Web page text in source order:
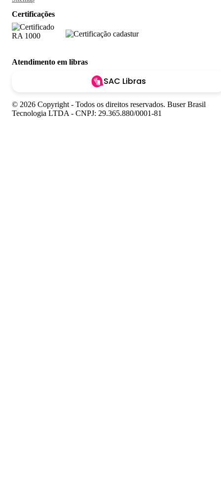
Certificações
Atendimento em libras
SAC Libras
© 2026 Copyright - Todos os direitos reservados. Buser Brasil
Tecnologia LTDA - CNPJ: 29.365.880/0001-81